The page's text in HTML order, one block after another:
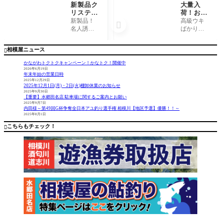
相模屋ニュース
かながわトクトクキャンペーン！かなトク！開催中
2026年6月19日
年末年始の営業日時
2025年12月29日
2025年12月1日(月)・2日(火)棚卸休業のお知らせ
2025年9月30日
【重要】水郷田名店 駐車場に関するご案内とお願い
2025年9月7日
内田様～第49回G杯争奪全日本アユ釣り選手権 相模川【地区予選】優勝！！～
2025年8月1日
こちらもチェック！
新製品ク
リスティ
アワカサ
ギリール
荷！
新製品！
名人誘い
モデルに
す。 持ち
おすすめ
電動リー
ルです🎵
大量入
荷！お買
い得！
『激安！
ウキ』
高級ウキ
ばかりじ
根際、根
ないウキ
でギリギ
